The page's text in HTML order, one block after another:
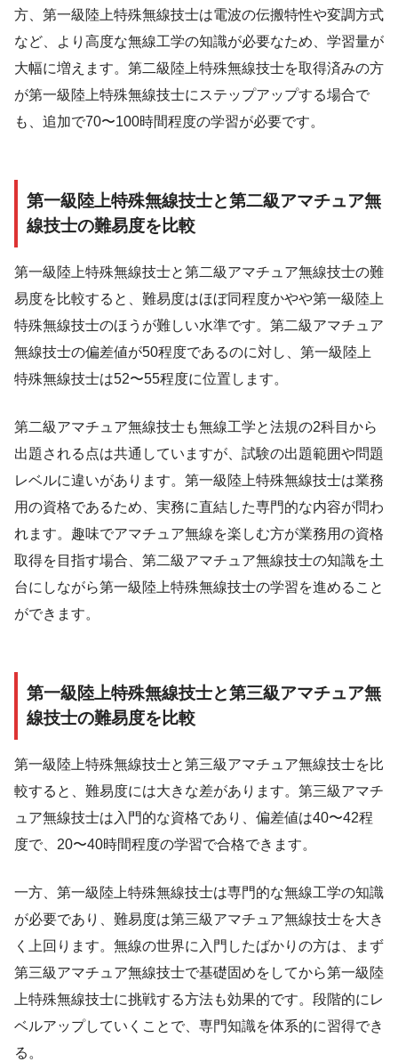
方、第一級陸上特殊無線技士は電波の伝搬特性や変調方式
など、より高度な無線工学の知識が必要なため、学習量が
大幅に増えます。第二級陸上特殊無線技士を取得済みの方
が第一級陸上特殊無線技士にステップアップする場合で
も、追加で70〜100時間程度の学習が必要です。
第一級陸上特殊無線技士と第二級アマチュア無
線技士の難易度を比較
第一級陸上特殊無線技士と第二級アマチュア無線技士の難
易度を比較すると、難易度はほぼ同程度かやや第一級陸上
特殊無線技士のほうが難しい水準です。第二級アマチュア
無線技士の偏差値が50程度であるのに対し、第一級陸上
特殊無線技士は52〜55程度に位置します。
第二級アマチュア無線技士も無線工学と法規の2科目から
出題される点は共通していますが、試験の出題範囲や問題
レベルに違いがあります。第一級陸上特殊無線技士は業務
用の資格であるため、実務に直結した専門的な内容が問わ
れます。趣味でアマチュア無線を楽しむ方が業務用の資格
取得を目指す場合、第二級アマチュア無線技士の知識を土
台にしながら第一級陸上特殊無線技士の学習を進めること
ができます。
第一級陸上特殊無線技士と第三級アマチュア無
線技士の難易度を比較
第一級陸上特殊無線技士と第三級アマチュア無線技士を比
較すると、難易度には大きな差があります。第三級アマチ
ュア無線技士は入門的な資格であり、偏差値は40〜42程
度で、20〜40時間程度の学習で合格できます。
一方、第一級陸上特殊無線技士は専門的な無線工学の知識
が必要であり、難易度は第三級アマチュア無線技士を大き
く上回ります。無線の世界に入門したばかりの方は、まず
第三級アマチュア無線技士で基礎固めをしてから第一級陸
上特殊無線技士に挑戦する方法も効果的です。段階的にレ
ベルアップしていくことで、専門知識を体系的に習得でき
る。